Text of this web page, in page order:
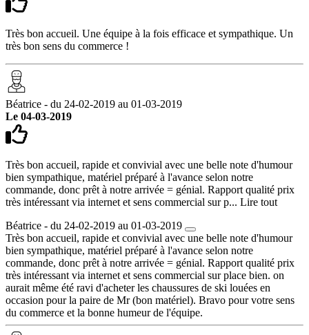
Très bon accueil. Une équipe à la fois efficace et sympathique. Un
très bon sens du commerce !
Béatrice - du 24-02-2019 au 01-03-2019
Le 04-03-2019
Très bon accueil, rapide et convivial avec une belle note d'humour
bien sympathique, matériel préparé à l'avance selon notre
commande, donc prêt à notre arrivée = génial. Rapport qualité prix
très intéressant via internet et sens commercial sur p... Lire tout
Béatrice - du 24-02-2019 au 01-03-2019
Très bon accueil, rapide et convivial avec une belle note d'humour
bien sympathique, matériel préparé à l'avance selon notre
commande, donc prêt à notre arrivée = génial. Rapport qualité prix
très intéressant via internet et sens commercial sur place bien. on
aurait même été ravi d'acheter les chaussures de ski louées en
occasion pour la paire de Mr (bon matériel). Bravo pour votre sens
du commerce et la bonne humeur de l'équipe.